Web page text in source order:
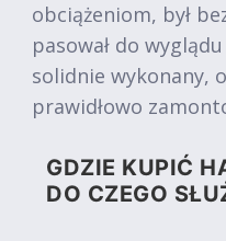
obciążeniom, był
pasował do
solidnie wykonany,
prawidłowo
GDZIE KUPIĆ
DO CZEGO